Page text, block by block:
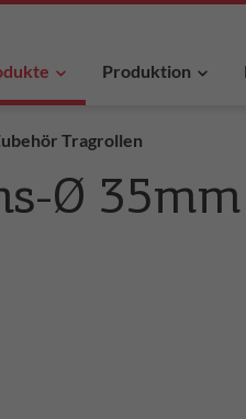
Produktion
Tragrollen
Ø 35mm